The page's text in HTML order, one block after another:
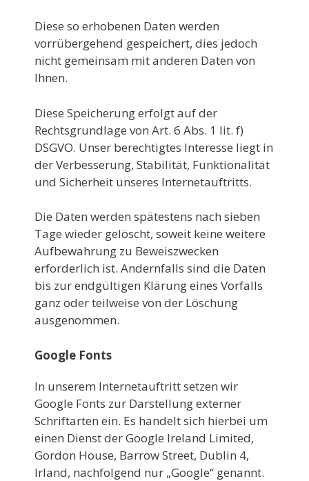
Diese so erhobenen Daten werden
vorrübergehend gespeichert, dies jedoch
nicht gemeinsam mit anderen Daten von
Ihnen.
Diese Speicherung erfolgt auf der
Rechtsgrundlage von Art. 6 Abs. 1 lit. f)
DSGVO. Unser berechtigtes Interesse liegt in
der Verbesserung, Stabilität, Funktionalität
und Sicherheit unseres Internetauftritts.
Die Daten werden spätestens nach sieben
Tage wieder gelöscht, soweit keine weitere
Aufbewahrung zu Beweiszwecken
erforderlich ist. Andernfalls sind die Daten
bis zur endgültigen Klärung eines Vorfalls
ganz oder teilweise von der Löschung
ausgenommen.
Google Fonts
In unserem Internetauftritt setzen wir
Google Fonts zur Darstellung externer
Schriftarten ein. Es handelt sich hierbei um
einen Dienst der Google Ireland Limited,
Gordon House, Barrow Street, Dublin 4,
Irland, nachfolgend nur „Google“ genannt.